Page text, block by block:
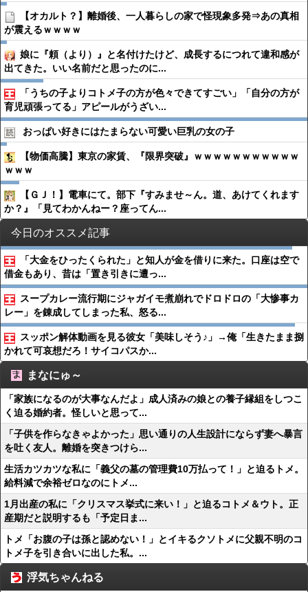
【オカルト？】離婚後、一人暮らしの家で怪現象多発⇒あの真相
が震えるｗｗｗｗ
娘に『頼（より）』と名付けたけど、成長するにつれて違和感が
出てきた。いい名前だと思ったのに...
「うちの子よりコトメ子の方が色々できてすごい」「自分の方が
育児頑張ってる」アピールがうざい...
おっぱい好きにはたまらない可愛い巨乳の女の子
【物価高騰】東京の家賃、『限界突破』ｗｗｗｗｗｗｗｗｗｗｗ
ｗｗｗ
【ＧＪ！】電車にて。部下『すみませ～ん。道、あけてくれます
か？』「見てわかんねー？座ってん...
今日のオススメ記事
「大金をひったくられた」と知人が金を借りに来た。口座は空で
借金もあり、昔は「置き引きに遭っ...
スープカレー流行期にジャガイモ煮崩れでドロドロの「大惨事カ
レー」を錬成してしまった私、怒る...
スッポン解体動画を見る彼女「美味しそう♪」→俺「生きたまま捌
かれて可哀想だろ！サイコパスか...
まなにゅ～
「家族になるのが大事なんだよ」成人済みの娘との養子縁組をしつこ
く迫る婚約者。怪しいと思って...
「子供を作らなきゃよかった」思い通りの人生設計にならず妻へ暴言
を吐く友人。離婚を突きつけら...
生活カツカツな私に「義父の墓の管理費10万払って！」と迫るトメ。
給料減で余裕ゼロなのにトメ...
1月出産の私に「クリスマス挙式に来い！」と迫るコトメ＆ウト。正
産期だと説明するも「予定日ま...
トメ「お腹の子は孫と認めない！」とイキるクソトメに父親不明のコ
トメ子を引き合いに出した私。...
浮気ちゃんねる